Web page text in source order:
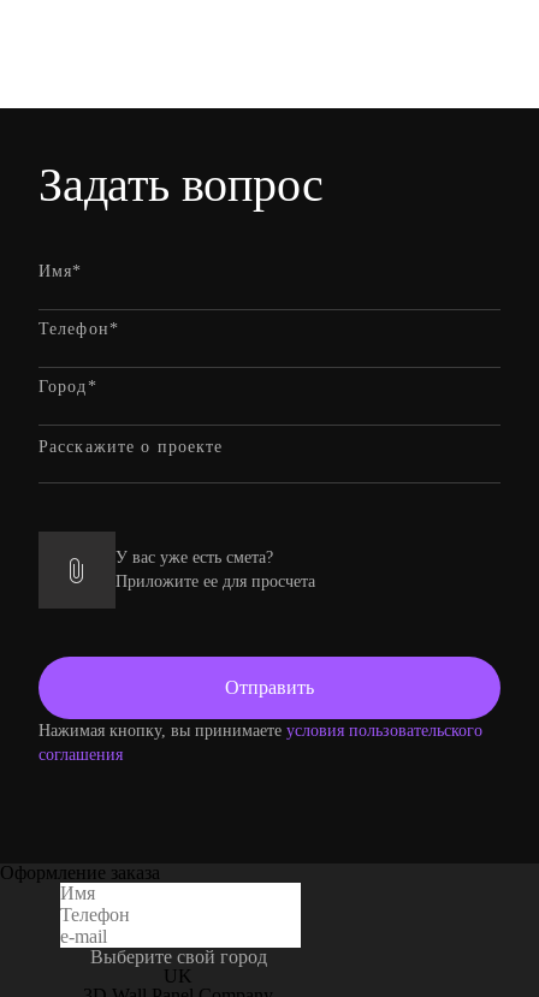
Задать вопрос
У вас уже есть смета?
Приложите ее для просчета
Нажимая кнопку, вы принимаете условия пользовательского
соглашения
Оформление заказа
Выберите свой город
UK